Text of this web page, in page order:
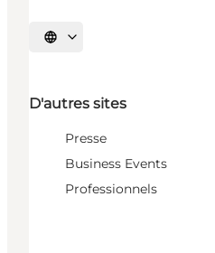
Choisissez la langue
D'autres sites
Presse
Business Events
Professionnels